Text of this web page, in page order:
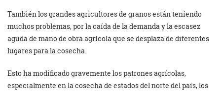
También los grandes agricultores de granos están teniendo
muchos problemas, por la caída de la demanda y la escasez
aguda de mano de obra agrícola que se desplaza de diferentes
lugares para la cosecha.
Esto ha modificado gravemente los patrones agrícolas,
especialmente en la cosecha de estados del norte del país, los